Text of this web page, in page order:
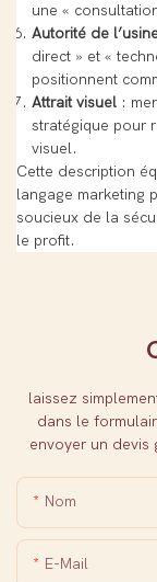
une «
Autorité de
direct » et «
positionnent
Attrait visuel :
stratégique pour
visuel.
Cette description
langage marketing
soucieux de la
le profit.
laissez
dans le
envoyer un devis
Nom
E-Mail